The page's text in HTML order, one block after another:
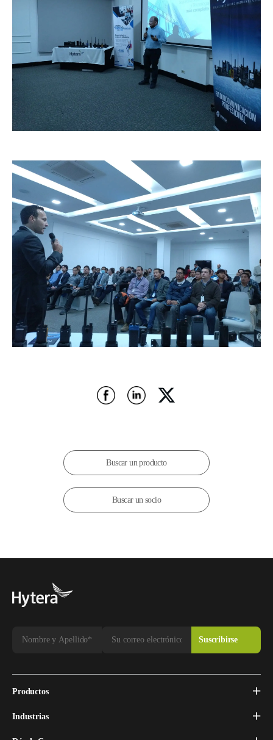
Buscar un producto
Buscar un socio
Productos
Industrias